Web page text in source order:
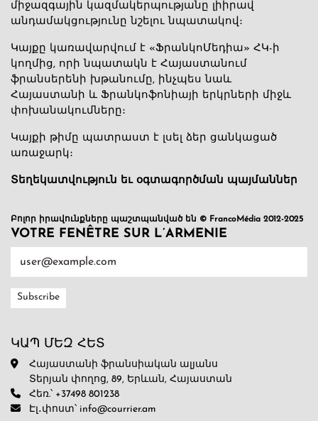
միջազգային կազմակերպությանը լիիրավ
անդամակցությունը նշելու նպատակով։
Կայքը կառավարվում է «ՖրանկոՄեդիա» ՀԿ-ի
կողմից, որի նպատակն է Հայաստանում
ֆրանսերենի խթանումը, ինչպես նաև
Հայաստանի և Ֆրանկոֆոնիայի երկրների միջև
փոխանակումները։
Կայքի թիմը պատրաստ է լսել ձեր ցանկացած
առաջարկ։
Տեղեկատվություն եւ օգտագործման պայմաններ
Բոլոր իրավունքները պաշտպանված են © FrancoMédia 2012-2025
VOTRE FENÊTRE SUR L’ARMENIE
ԿԱՊ ՄԵԶ ՀԵՏ
Հայաստանի ֆրանսիական ալյանս
Տերյան փողոց, 89, Երևան, Հայաստան
Հեռ.՝ +37498 801238
Էլ․փոստ՝ info@courrier.am